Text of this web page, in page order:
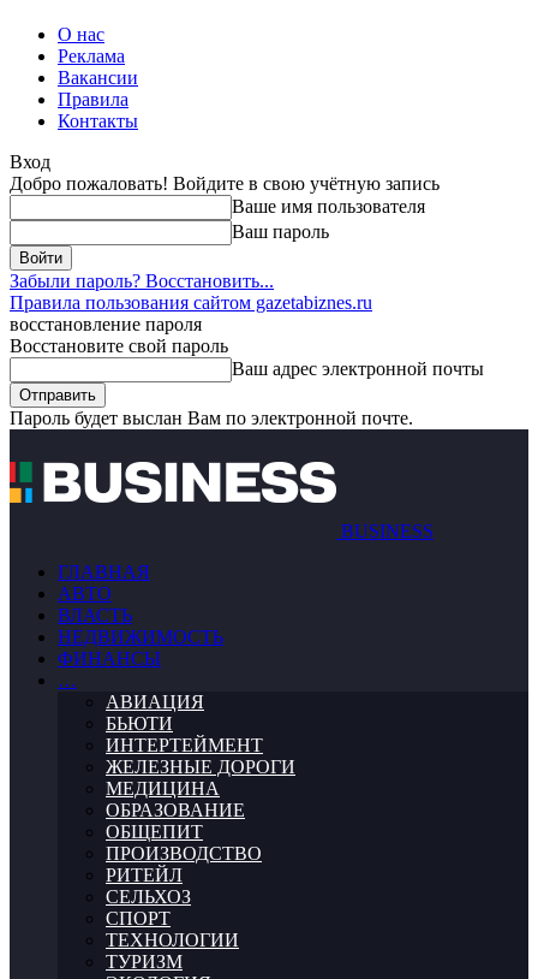
О нас
Реклама
Вакансии
Правила
Контакты
Вход
Добро пожаловать! Войдите в свою учётную запись
Ваше имя пользователя
Ваш пароль
Забыли пароль? Восстановить...
Правила пользования сайтом gazetabiznes.ru
восстановление пароля
Восстановите свой пароль
Ваш адрес электронной почты
Пароль будет выслан Вам по электронной почте.
BUSINESS
ГЛАВНАЯ
АВТО
ВЛАСТЬ
НЕДВИЖИМОСТЬ
ФИНАНСЫ
…
АВИАЦИЯ
БЬЮТИ
ИНТЕРТЕЙМЕНТ
ЖЕЛЕЗНЫЕ ДОРОГИ
МЕДИЦИНА
ОБРАЗОВАНИЕ
ОБЩЕПИТ
ПРОИЗВОДСТВО
РИТЕЙЛ
СЕЛЬХОЗ
СПОРТ
ТЕХНОЛОГИИ
ТУРИЗМ